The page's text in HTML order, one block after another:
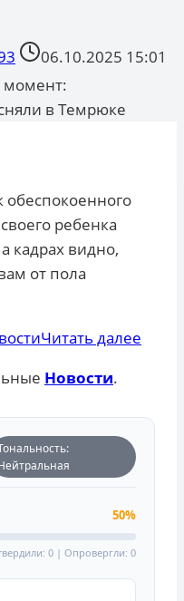
06.10.2025 15:01
момент:
в Темрюке
обеспокоенного
ребенка
кадрах видно,
от пола
Читать далее
Новости.
50%
0 | Опровергли: 0